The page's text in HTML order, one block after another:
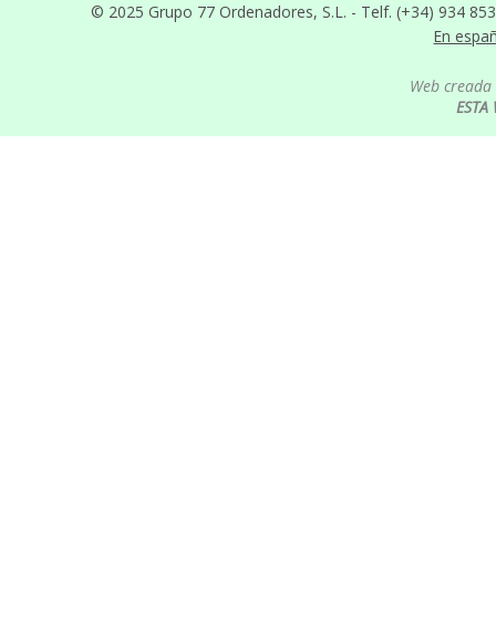
© 2025 Grupo 77 Ordenadores, S.L. - Telf. (+34) 934
En
Web
ESTA